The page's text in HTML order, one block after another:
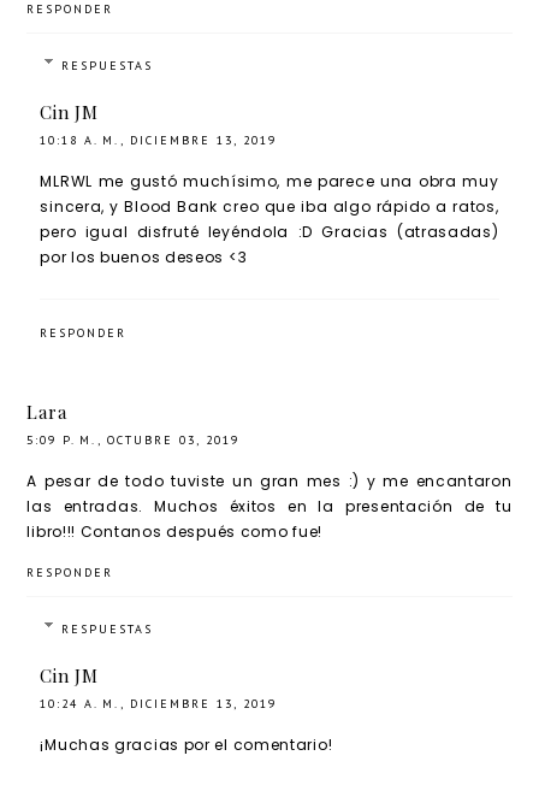
RESPONDER
RESPUESTAS
Cin JM
10:18 A. M., DICIEMBRE 13, 2019
MLRWL me gustó muchísimo, me parece una obra muy
sincera, y Blood Bank creo que iba algo rápido a ratos,
pero igual disfruté leyéndola :D Gracias (atrasadas)
por los buenos deseos <3
RESPONDER
Lara
5:09 P. M., OCTUBRE 03, 2019
A pesar de todo tuviste un gran mes :) y me encantaron
las entradas. Muchos éxitos en la presentación de tu
libro!!! Contanos después como fue!
RESPONDER
RESPUESTAS
Cin JM
10:24 A. M., DICIEMBRE 13, 2019
¡Muchas gracias por el comentario!